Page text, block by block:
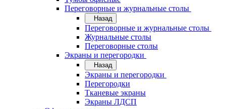
Переговорные и журнальные столы
Назад
Переговорные и журнальные столы
Журнальные столы
Переговорные столы
Экраны и перегородки
Назад
Экраны и перегородки
Перегородки
Тканевые экраны
Экраны ЛДСП